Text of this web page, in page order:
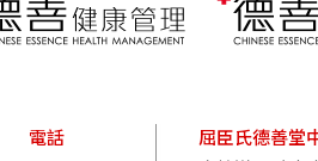
電話 屈臣氏德善堂